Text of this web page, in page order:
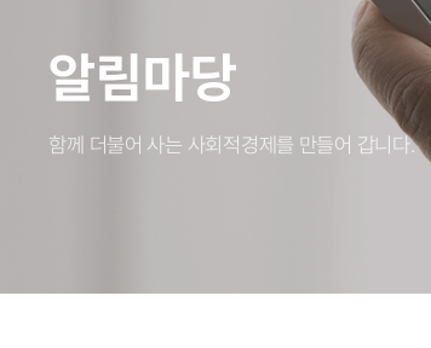
알림마당
함께 더불어 사는 사회적경제를 만들어 갑니다.